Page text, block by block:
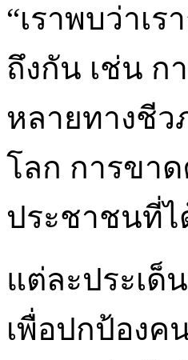
“เราพบว่าเ
ถึงกัน เช่น ก
หลายทางชีว
โลก การขา
ประชาชนที่ไ
แต่ละประเด็
เพื่อปกป้องค